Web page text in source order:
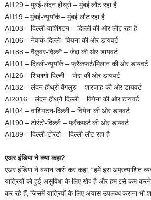
AI129 – मुंबई-लंदन हीथ्रो – मुंबई लौट रहा है
AI119 – मुंबई-न्यूयॉर्क – मुंबई लौट रहा है
AI103 – दिल्ली-वाशिंगटन – दिल्ली की ओर लौट रहा है
AI106 – नेवार्क-दिल्ली- वियना की ओर डायवर्ट
AI188 – वैंकूवर-दिल्ली – जेद्दा की ओर डायवर्ट
AI101 – दिल्ली-न्यूयॉर्क – फ्रैंकफर्ट/मिलान की ओर डायवर्ट
AI126 – शिकागो-दिल्ली – जेद्दा की ओर डायवर्ट
AI132 – लंदन हीथ्रो-बेंगलुरु – शारजाह की ओर डायवर्ट
AI2016 – लंदन हीथ्रो-दिल्ली – वियेना की ओर डायवर्ट
AI104 – वाशिंगटन-दिल्ली – वियेना की ओर डायवर्ट
AI190 – टोरंटो-दिल्ली – फ्रैंकफर्ट की ओर डायवर्ट
AI189 – दिल्ली-टोरंटो – दिल्ली लौट रहा है
एअर इंडिया ने क्या कहा?
एअर इंडिया ने बयान जारी कर कहा, “हमें इस अप्रत्याशित
यात्रियों को हुई असुविधा के लिए खेद है और हम इसे कम
कर रहे हैं, जिसमें यात्रियों के लिए आवास उपलब्ध कराना भी